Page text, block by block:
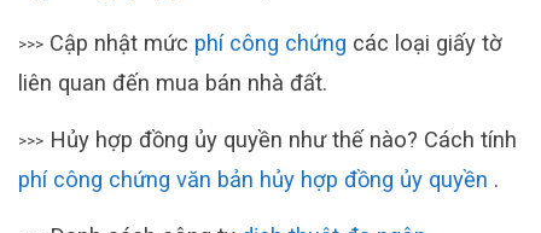
>>> Cập nhật mức phí công chứng các loại giấy tờ
liên quan đến mua bán nhà đất.
>>> Hủy hợp đồng ủy quyền như thế nào? Cách tính
phí công chứng văn bản hủy hợp đồng ủy quyền .